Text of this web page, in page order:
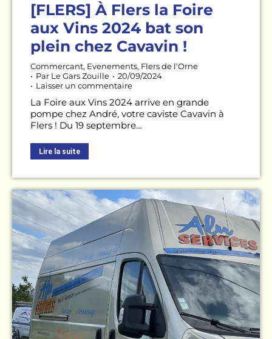
[FLERS] À Flers la Foire
aux Vins 2024 bat son
plein chez Cavavin !
Commercant, Evenements, Flers de l'Orne
Par Le Gars Zouille
20/09/2024
Laisser un commentaire
La Foire aux Vins 2024 arrive en grande
pompe chez André, votre caviste Cavavin à
Flers ! Du 19 septembre…
Lire la suite